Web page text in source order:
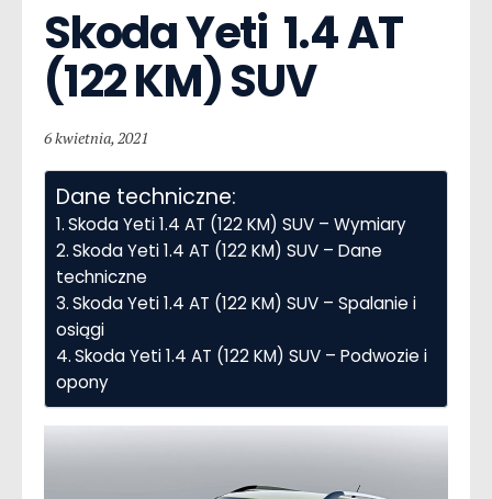
Skoda Yeti  1.4 AT
(122 KM) SUV
6 kwietnia, 2021
Dane techniczne:
Skoda Yeti 1.4 AT (122 KM) SUV – Wymiary
Skoda Yeti 1.4 AT (122 KM) SUV – Dane
techniczne
Skoda Yeti 1.4 AT (122 KM) SUV – Spalanie i
osiągi
Skoda Yeti 1.4 AT (122 KM) SUV – Podwozie i
opony